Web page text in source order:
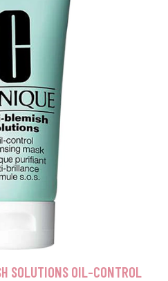
SOLUTIONS OIL-CONTROL